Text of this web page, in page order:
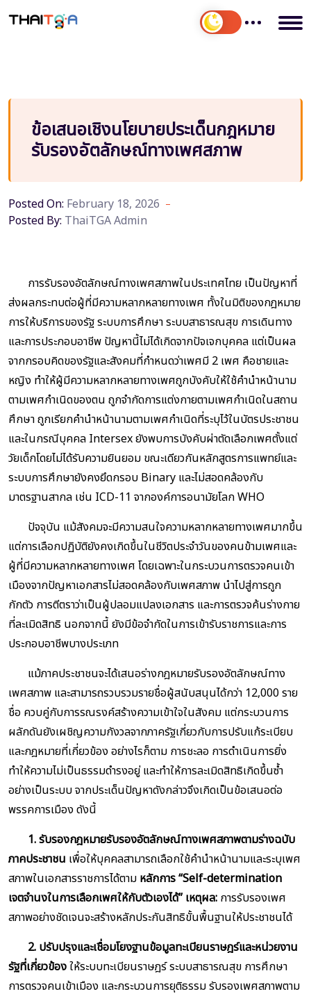
ข้อเสนอเชิงนโยบายประเด็นกฎหมาย
รับรองอัตลักษณ์ทางเพศสภาพ
Posted On: February 18, 2026
Posted By: ThaiTGA Admin
การรับรองอัตลักษณ์ทางเพศสภาพในประเทศไทย เป็นปัญหาที่
ส่งผลกระทบต่อผู้ที่มีความหลากหลายทางเพศ ทั้งในมิติของกฎหมาย
การให้บริการของรัฐ ระบบการศึกษา ระบบสาธารณสุข การเดินทาง
และการประกอบอาชีพ ปัญหานี้ไม่ได้เกิดจากปัจเจกบุคคล แต่เป็นผล
จากกรอบคิดของรัฐและสังคมที่กำหนดว่าเพศมี 2 เพศ คือชายและ
หญิง ทำให้ผู้มีความหลากหลายทางเพศถูกบังคับให้ใช้คำนำหน้านาม
ตามเพศกำเนิดของตน ถูกจำกัดการแต่งกายตามเพศกำเนิดในสถาน
ศึกษา ถูกเรียกคำนำหน้านามตามเพศกำเนิดที่ระบุไว้ในบัตรประชาชน
และในกรณีบุคคล Intersex ยังพบการบังคับผ่าตัดเลือกเพศตั้งแต่
วัยเด็กโดยไม่ได้รับความยินยอม ขณะเดียวกันหลักสูตรการแพทย์และ
ระบบการศึกษายังคงยึดกรอบ Binary และไม่สอดคล้องกับ
มาตรฐานสากล เช่น ICD-11 จากองค์การอนามัยโลก WHO
ปัจจุบัน แม้สังคมจะมีความสนใจความหลากหลายทางเพศมากขึ้น
แต่การเลือกปฏิบัติยังคงเกิดขึ้นในชีวิตประจำวันของคนข้ามเพศและ
ผู้ที่มีความหลากหลายทางเพศ โดยเฉพาะในกระบวนการตรวจคนเข้า
เมืองจากปัญหาเอกสารไม่สอดคล้องกับเพศสภาพ นำไปสู่การถูก
กักตัว การตีตราว่าเป็นผู้ปลอมแปลงเอกสาร และการตรวจค้นร่างกาย
ที่ละเมิดสิทธิ นอกจากนี้ ยังมีข้อจำกัดในการเข้ารับราชการและการ
ประกอบอาชีพบางประเภท
แม้ภาคประชาชนจะได้เสนอร่างกฎหมายรับรองอัตลักษณ์ทาง
เพศสภาพ และสามารถรวบรวมรายชื่อผู้สนับสนุนได้กว่า 12,000 ราย
ชื่อ ควบคู่กับการรณรงค์สร้างความเข้าใจในสังคม แต่กระบวนการ
ผลักดันยังเผชิญความกังวลจากภาครัฐเกี่ยวกับการปรับแก้ระเบียบ
และกฎหมายที่เกี่ยวข้อง อย่างไรก็ตาม การชะลอ การดำเนินการยิ่ง
ทำให้ความไม่เป็นธรรมดำรงอยู่ และทำให้การละเมิดสิทธิเกิดขึ้นซ้ำ
อย่างเป็นระบบ จากประเด็นปัญหาดังกล่าวจึงเกิดเป็นข้อเสนอต่อ
พรรคการเมือง ดังนี้
1. รับรองกฎหมายรับรองอัตลักษณ์ทางเพศสภาพตามร่างฉบับ
ภาคประชาชน เพื่อให้บุคคลสามารถเลือกใช้คำนำหน้านามและระบุเพศ
สภาพในเอกสารราชการได้ตาม หลักการ “Self-determination
เจตจำนงในการเลือกเพศให้กับตัวเองได้” เหตุผล: การรับรองเพศ
สภาพอย่างชัดเจนจะสร้างหลักประกันสิทธิขั้นพื้นฐานให้ประชาชนได้
2. ปรับปรุงและเชื่อมโยงฐานข้อมูลทะเบียนราษฎร์และหน่วยงาน
รัฐที่เกี่ยวข้องให้ระบบทะเบียนราษฎร์ ระบบสาธารณสุข การศึกษา
การตรวจคนเข้าเมือง และกระบวนการยุติธรรม รับรองเพศสภาพตาม